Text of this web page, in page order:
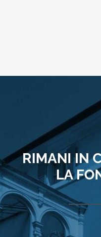
RIMANI IN
LA